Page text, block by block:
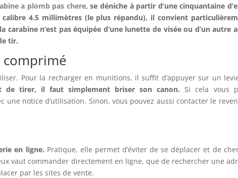
a plomb pas chere, se déniche à partir d’une cinquantaine
4.5 millimètres (le plus répandu), il convient
n’est pas équipée d’une lunette de visée ou d’un autre
tir.
comprimé
Pour la recharger en munitions, il suffit d’appuyer sur un
de tirer, il faut simplement briser son canon. Si cela vous
notice d’utilisation. Sinon, vous pouvez aussi contacter le
en ligne. Pratique, elle permet d’éviter de se déplacer et de
vaut commander directement en ligne, que de rechercher une
par les sites de vente.